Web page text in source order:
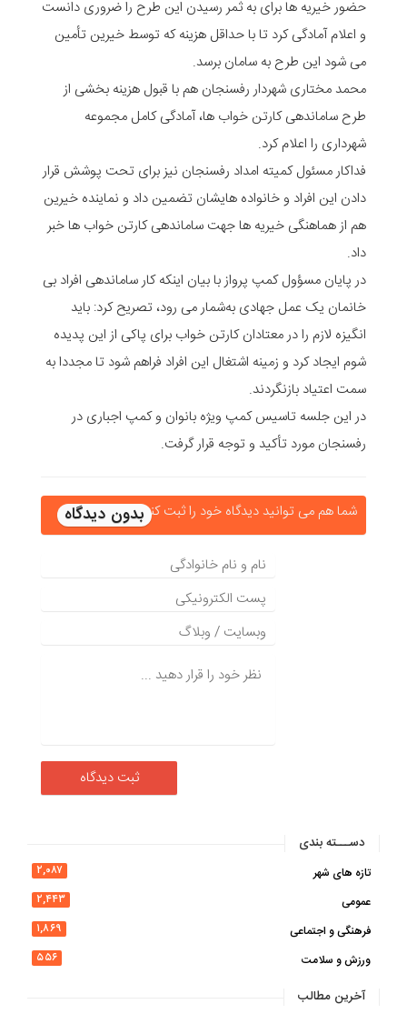
حضور خیریه ها برای به ثمر رسیدن این طرح را ضروری دانست
و اعلام آمادگی کرد تا با حداقل هزینه که توسط خیرین تأمین
می شود این طرح به سامان برسد.
محمد مختاری شهردار رفسنجان هم با قبول هزینه بخشی از
طرح ساماندهی کارتن خواب ها، آمادگی کامل مجموعه
شهرداری را اعلام کرد.
فداکار مسئول کمیته امداد رفسنجان نیز برای تحت پوشش قرار
دادن این افراد و خانواده هایشان تضمین داد و نماینده خیرین
هم از هماهنگی خیریه ها جهت ساماندهی کارتن خواب ها خبر
داد.
در پایان مسؤول کمپ پرواز با بیان اینکه کار ساماندهی افراد بی
خانمان یک عمل جهادی به‌شمار می رود، تصریح کرد: باید
انگیزه لازم را در معتادان کارتن خواب برای پاکی از این پدیده
شوم ایجاد کرد و زمینه اشتغال این افراد فراهم شود تا مجددا به
سمت اعتیاد بازنگردند.
در این جلسه تاسیس کمپ ویژه بانوان و کمپ اجباری در
رفسنجان مورد تأکید و توجه قرار گرفت.
شما هم می توانید دیدگاه خود را ثبت کنید
دســـته بندی
تازه های شهر
۲,۰۸۷
عمومی
۲,۴۴۳
فرهنگی و اجتماعی
۱,۸۶۹
ورزش و سلامت
۵۵۶
آخرین مطالب